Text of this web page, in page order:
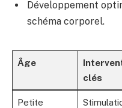
Développement
schéma corporel.
Âge
clés
Petite